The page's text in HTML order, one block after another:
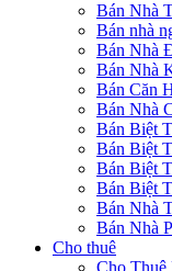
Bán Nhà
Bán nhà
Bán Nhà
Bán Nhà
Bán Căn
Bán Nhà
Bán Biệt
Bán Biệt
Bán Biệt
Bán Biệt
Bán Nhà
Bán Nhà
Cho thuê
Cho Thuê